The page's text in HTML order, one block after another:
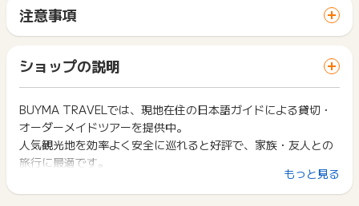
【ポイント獲得対象外条件】
※遷移先サイト経由でお申し込み完了されなかった場合
※ブラウザの設定で、Javascript、クッキーがオフとなってい
る場合
※クーポン、自社ポイントご利用金額分は対象外
※日本語以外の言語に切り替えた場合
※対象商品以外のご予約
※ホテル（https://travel.buyma.com/hotel/ または http
s://travel.buyma.com/service/hotels/）配下の商品を予約
した場合
※不備・不正・虚偽・重複・いたずら・キャンセル・未入金
サイトに移動してからお申し込みやお買い物が完了するまでの
間に、同じブラウザ（※）で他のサイトに移動した場合はポイン
ト獲得ができません。
「 申込をしてポイントGET 」ボタンを押した時とサービス・
お買い物利用時で、デバイス・ブラウザが異なる場合はポイン
ト獲得ができません。
2回以上同じお買い物・サービスをご利用される場合は、毎回
ポイントタウンに戻り、「 申込をしてポイントGET 」ボタン
を押してからご利用ください。
下記の事項に該当する場合、広告主側で対象外とみなし、「獲
注意事項
一部のサービスにつきましては、1商品につき10円単位の金額
は切り捨てとなります。
ポイント獲得が1ポイント未満のものは切り捨てとなり、ポイ
ント履歴には記載されません。
原則として広告主側のポイント等を利用して支払われた金額分
につきましては、ポイントタウンのポイント獲得の対象には含
まれません。
広告主が運営しているサービスの都合もしくは会員様の都合で
商品の交換や一部でもキャンセルされた場合、ポイントが無効
になる可能性もございます。
ショップの説明
BUYMA TRAVELでは、現地在住の日本語ガイドによる貸切・
オーダーメイドツアーを提供中。
人気観光地を効率よく安全に巡れると好評で、家族・友人との
旅行に最適です。
もっと見る